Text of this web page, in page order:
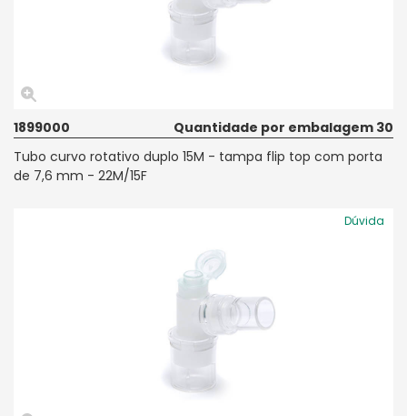
1899000
Quantidade por embalagem 30
Tubo curvo rotativo duplo 15M - tampa flip top com porta
de 7,6 mm - 22M/15F
Dúvida